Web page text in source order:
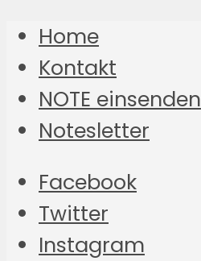
Home
Kontakt
NOTE einsenden
Notesletter
Facebook
Twitter
Instagram